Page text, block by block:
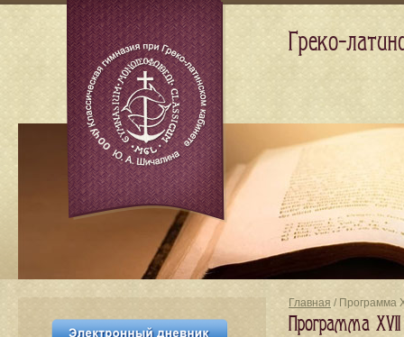
Главная / Программа
Программа
Греко-